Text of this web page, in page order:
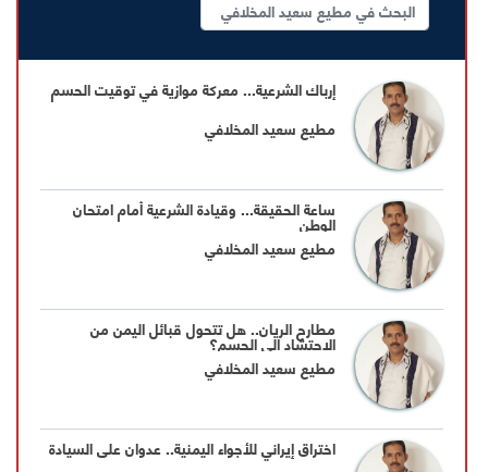
إرباك الشرعية... معركة موازية في توقيت الحسم
مطيع سعيد المخلافي
ساعة الحقيقة... وقيادة الشرعية أمام امتحان
الوطن
مطيع سعيد المخلافي
مطارح الريان.. هل تتحول قبائل اليمن من
الاحتشاد إلى الحسم؟
مطيع سعيد المخلافي
اختراق إيراني للأجواء اليمنية.. عدوان على السيادة